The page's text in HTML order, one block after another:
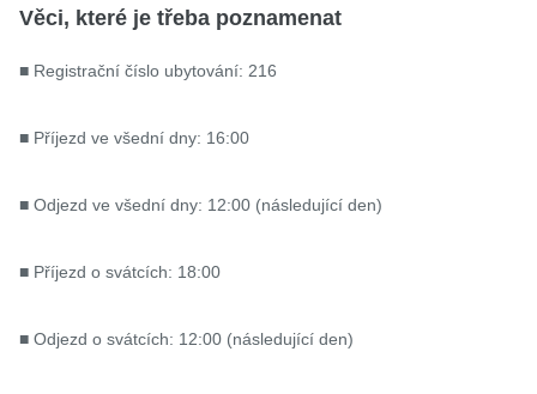
Věci, které je třeba poznamenat
■ Registrační číslo ubytování: 216
■ Příjezd ve všední dny: 16:00
■ Odjezd ve všední dny: 12:00 (následující den)
■ Příjezd o svátcích: 18:00
■ Odjezd o svátcích: 12:00 (následující den)